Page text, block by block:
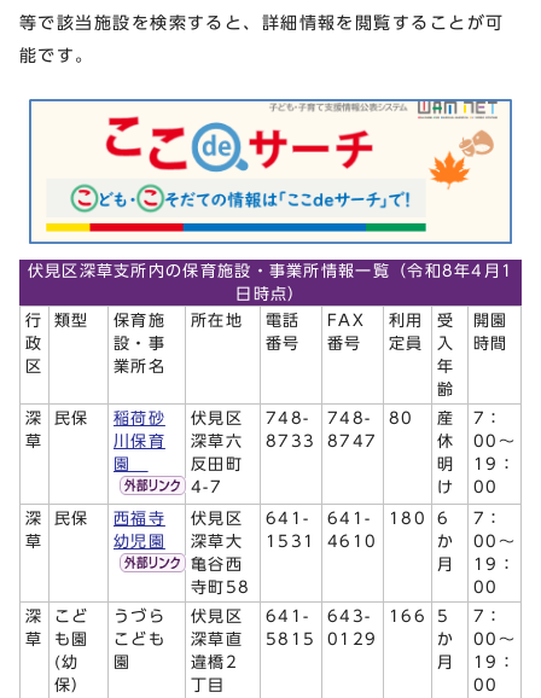
等で該当施設を検索すると、詳細情報を閲覧することが可
能です。
伏見区深草支所内の保育施設・事業所情報一覧（令和8年4月1
日時点）
行
政
区
類型
保育施
設・事
業所名
所在地
電話
番号
FAX
番号
利用
定員
受
入
年
齢
開園
時間
深
草
民保
稲荷砂
川保育
園
伏見区
深草六
反田町
4-7
748-
8733
748-
8747
80
産
休
明
け
7：
00～
19：
00
深
草
民保
西福寺
幼児園
伏見区
深草大
亀谷西
寺町58
641-
1531
641-
4610
180
6
か
月
7：
00～
19：
00
深
草
こど
も園
(幼
保）
うづら
こども
園
伏見区
深草直
違橋2
丁目
641-
5815
643-
0129
166
5
か
月
7：
00～
19：
00